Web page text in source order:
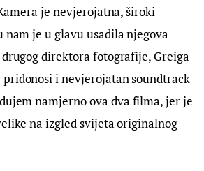
je nevjerojatna, široki
nam je u glavu usadila njegova
direktora fotografije, Greiga
pridonosi i nevjerojatan soundtrack
namjerno ova dva filma, jer je
na izgled svijeta originalnog